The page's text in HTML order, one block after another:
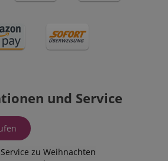
und Service
zu Weihnachten